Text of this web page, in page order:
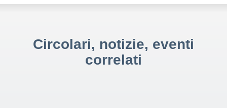
Circolari, notizie, eventi
correlati